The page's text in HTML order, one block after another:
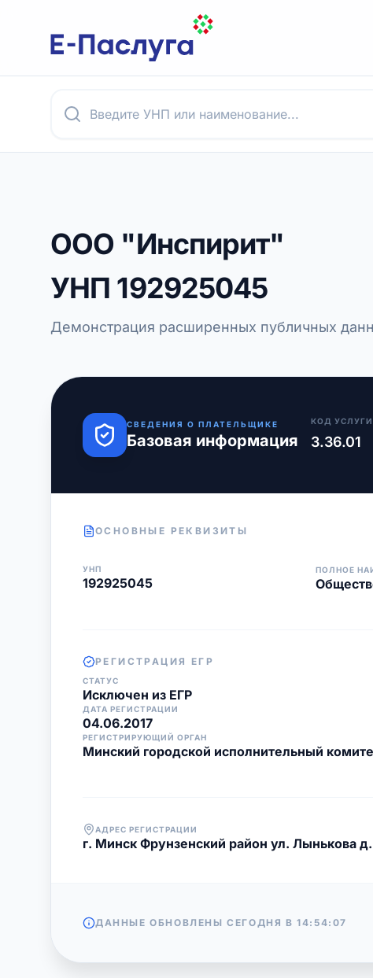
ООО "Инспирит"
УНП 192925045
Демонстрация расширенных публичных
СВЕДЕНИЯ О ПЛАТЕЛЬЩИКЕ
Базовая информация
КОД УСЛУГИ
3.36.01
ОСНОВНЫЕ РЕКВИЗИТЫ
УНП
192925045
ПОЛНОЕ
РЕГИСТРАЦИЯ ЕГР
СТАТУС
Исключен из ЕГР
ДАТА РЕГИСТРАЦИИ
04.06.2017
РЕГИСТРИРУЮЩИЙ ОРГАН
Минский городской исполнительный
АДРЕС РЕГИСТРАЦИИ
г. Минск Фрунзенский район ул. Лынькова
ДАННЫЕ ОБНОВЛЕНЫ СЕГОДНЯ В14:54:07